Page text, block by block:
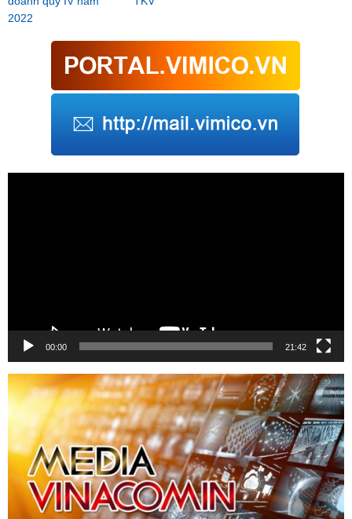
2022
00:00 21:42